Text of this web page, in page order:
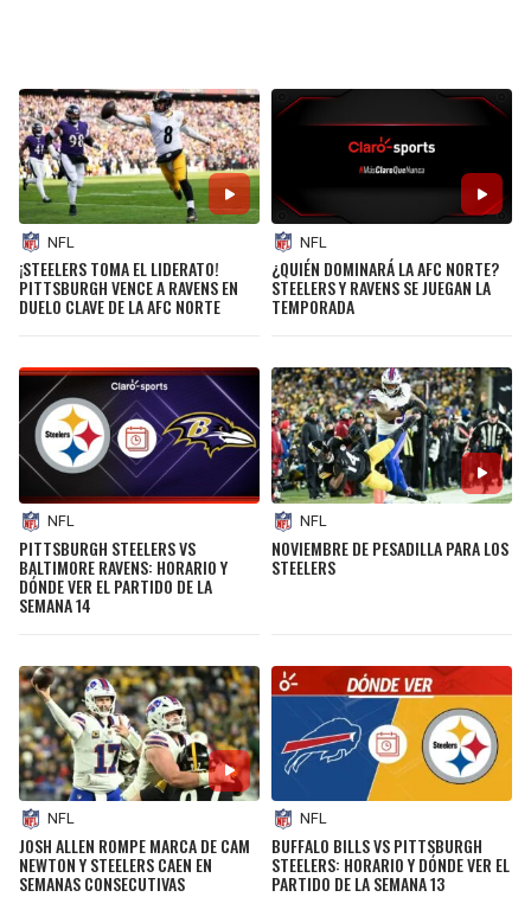
NFL
¡STEELERS TOMA EL LIDERATO!
PITTSBURGH VENCE A RAVENS EN
DUELO CLAVE DE LA AFC NORTE
NFL
¿QUIÉN DOMINARÁ LA AFC NORTE?
STEELERS Y RAVENS SE JUEGAN LA
TEMPORADA
NFL
PITTSBURGH STEELERS VS
BALTIMORE RAVENS: HORARIO Y
DÓNDE VER EL PARTIDO DE LA
SEMANA 14
NFL
NOVIEMBRE DE PESADILLA PARA LOS
STEELERS
NFL
JOSH ALLEN ROMPE MARCA DE CAM
NEWTON Y STEELERS CAEN EN
SEMANAS CONSECUTIVAS
NFL
BUFFALO BILLS VS PITTSBURGH
STEELERS: HORARIO Y DÓNDE VER EL
PARTIDO DE LA SEMANA 13